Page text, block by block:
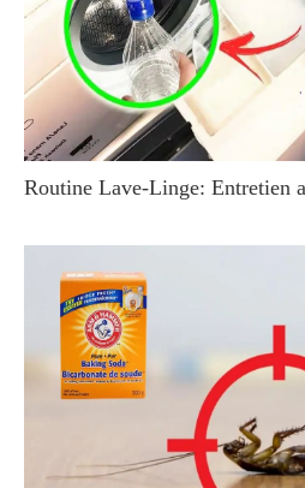
Routine Lave-Linge: Entretien